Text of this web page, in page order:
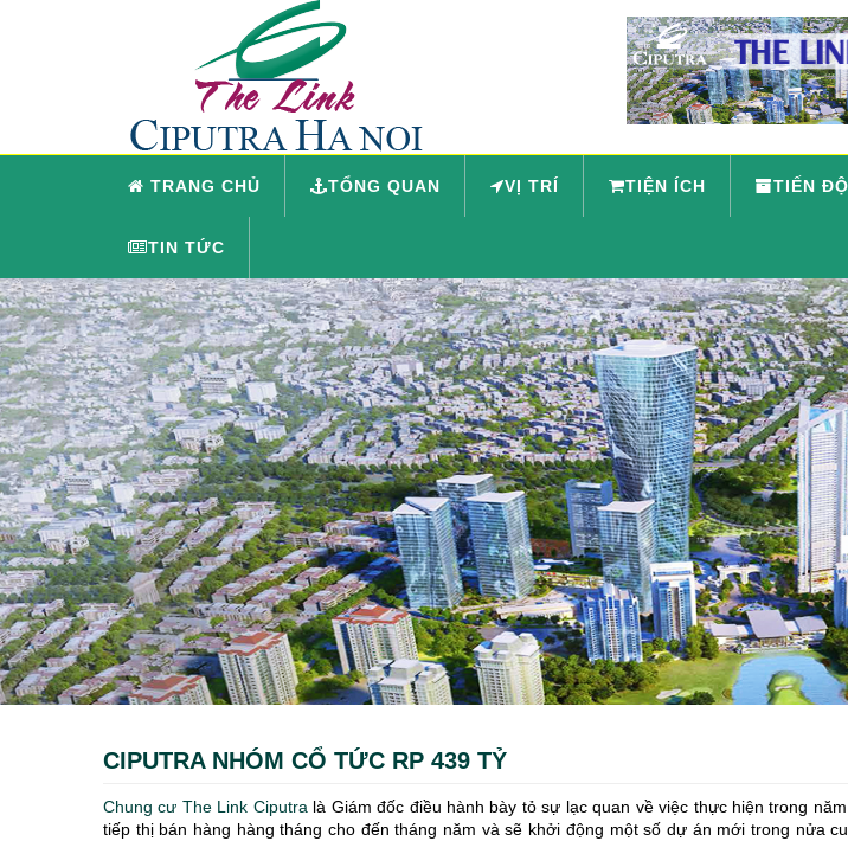
TRANG CHỦ TỔNG QUAN VỊ TRÍ TIỆN ÍCH TIẾN ĐỘ
TIN TỨC
CIPUTRA NHÓM CỔ TỨC RP 439 TỶ
Chung cư The Link Ciputra là Giám đốc điều hành bày tỏ sự lạc quan về việc thực hiện trong
tiếp thị bán hàng hàng tháng cho đến tháng năm và sẽ khởi động một số dự án mới trong nửa